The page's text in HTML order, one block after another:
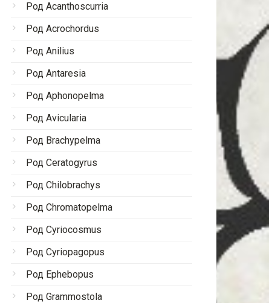
Род Acanthoscurria
Род Acrochordus
Род Anilius
Род Antaresia
Род Aphonopelma
Род Avicularia
Род Brachypelma
Род Ceratogyrus
Род Chilobrachys
Род Chromatopelma
Род Cyriocosmus
Род Cyriopagopus
Род Ephebopus
Род Grammostola